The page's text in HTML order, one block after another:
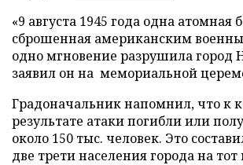
«9 августа 1945 года одна атомная
сброшенная американским
одно мгновение разрушила город
заявил он на мемориальной
Градоначальник напомнил, что к
результате атаки погибли или
около 150 тыс. человек. Это
две трети населения города на